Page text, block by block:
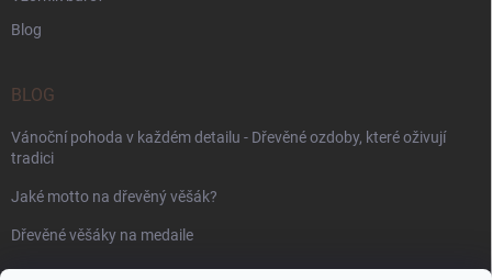
Blog
BLOG
Vánoční pohoda v každém detailu - Dřevěné ozdoby, které oživují
tradici
Jaké motto na dřevěný věšák?
Dřevěné věšáky na medaile